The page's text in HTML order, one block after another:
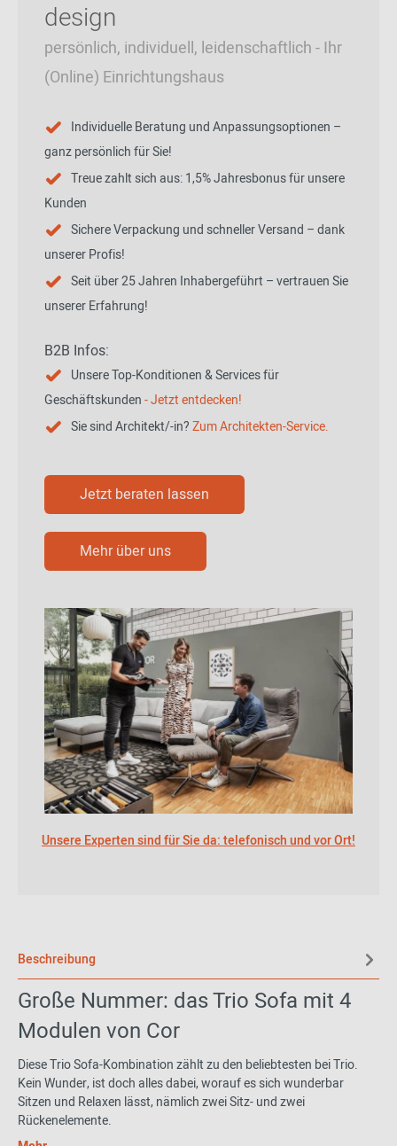
design
persönlich, individuell, leidenschaftlich - Ihr
(Online) Einrichtungshaus
Individuelle Beratung und Anpassungsoptionen –
ganz persönlich für Sie!
Treue zahlt sich aus: 1,5% Jahresbonus für unsere
Kunden
Sichere Verpackung und schneller Versand – dank
unserer Profis!
Seit über 25 Jahren Inhabergeführt – vertrauen Sie
unserer Erfahrung!
B2B Infos:
Unsere Top-Konditionen & Services für
Geschäftskunden- Jetzt entdecken!
Sie sind Architekt/-in?Zum Architekten-Service.
Jetzt beraten lassen
Mehr über uns
Unsere Experten sind für Sie da: telefonisch und vor Ort!
Beschreibung
Große Nummer: das Trio Sofa mit 4
Modulen von Cor
Diese Trio Sofa-Kombination zählt zu den beliebtesten bei Trio.
Kein Wunder, ist doch alles dabei, worauf es sich wunderbar
Sitzen und Relaxen lässt, nämlich zwei Sitz- und zwei
Rückenelemente.